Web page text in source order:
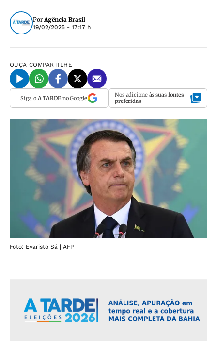
PorAgência Brasil
19/02/2025 - 17:17 h
OUÇA COMPARTILHE
Siga o A TARDEno Google Nos adicione às suas fontes
preferidas
Foto: Evaristo Sá | AFP